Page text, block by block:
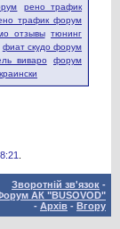
рено трафик
трафик форум
отзывы тюнинг
фиат скудо форум
виваро
форум
Зворотній зв'язок -
АК "BUSOVOD"
- Архів - Вгору